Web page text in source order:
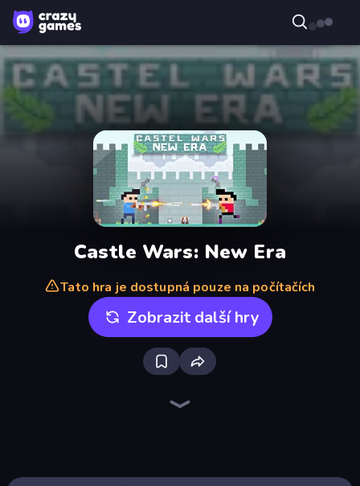
Castle Wars: New Era
Tato hra je dostupná pouze na počítačích
Zobrazit další hry